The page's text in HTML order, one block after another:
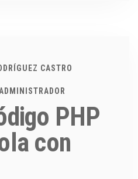
CASTRO
ADMINISTRADOR
PHP
con